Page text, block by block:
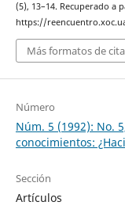
(5), 13–14. Recuperado a
https://
Más formatos de cita
Número
Núm. 5 (1992): No.
conocimientos:
Sección
Artículos